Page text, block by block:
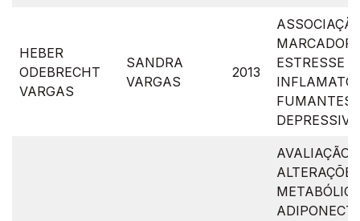
HEBER
ODEBRECHT
VARGAS
SANDRA
VARGAS
2013
ESTRESSE
FUMANTES
AVALIAÇÃO